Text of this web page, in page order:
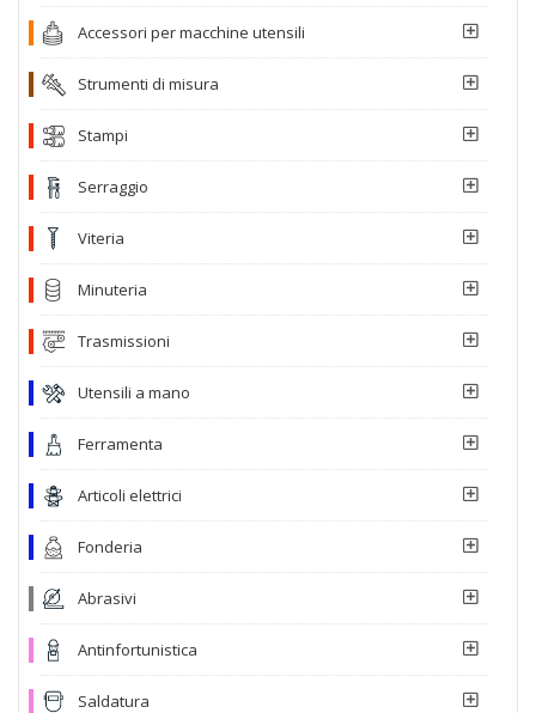
Accessori per macchine utensili
Strumenti di misura
Stampi
Serraggio
Viteria
Minuteria
Trasmissioni
Utensili a mano
Ferramenta
Articoli elettrici
Fonderia
Abrasivi
Antinfortunistica
Saldatura